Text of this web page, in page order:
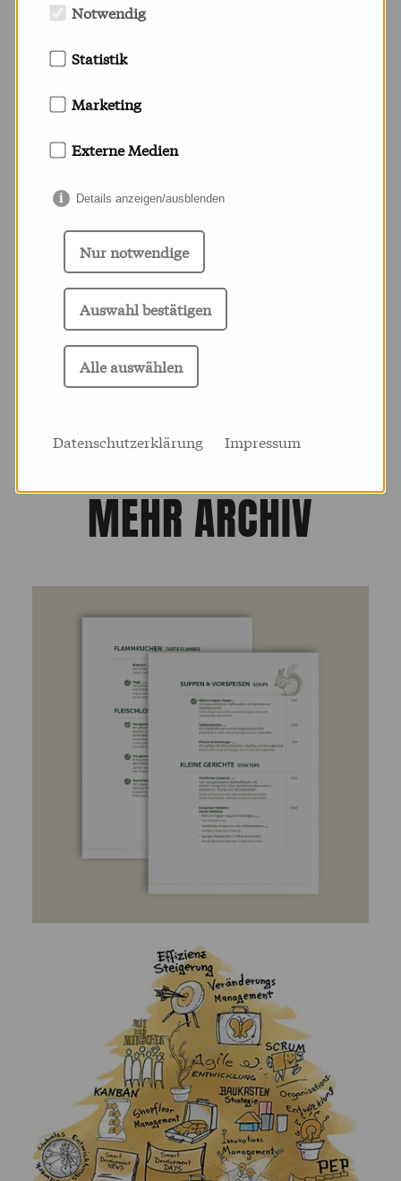
MEHR ARCHIV
Notwendig
Statistik
Marketing
Externe Medien
Details anzeigen/ausblenden
Nur notwendige
Auswahl bestätigen
Alle auswählen
Datenschutzerklärung Impressum